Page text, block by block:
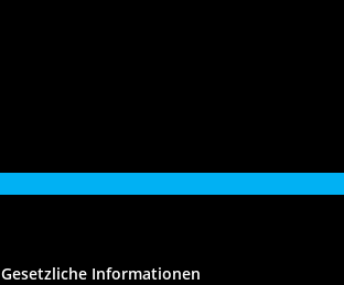
Gesetzliche Informationen